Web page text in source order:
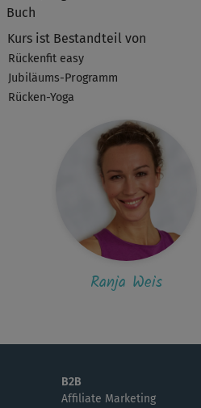
Michaela310
hat gutgetan, danke!
Susanne483
Lieblingskurs um 5 Uhr morgens
Buch
Kurs ist Bestandteil von
Rückenfit easy
Jubiläums-Programm
Rücken-Yoga
Ranja Weis
B2B
Affiliate Marketing